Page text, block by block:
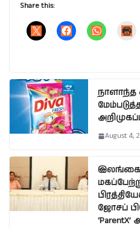
Share this:
நாளாந்த
August 4,
ஜோசப்